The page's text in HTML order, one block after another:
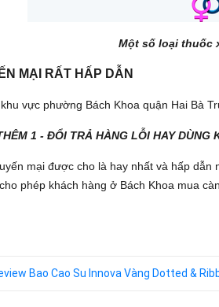
Một số loại thuốc
MẠI RẤT HẤP DẪN
vực phường Bách Khoa quận Hai Bà
1 - ĐỔI TRẢ HÀNG LỖI HAY
mại được cho là hay nhất và hấp
phép khách hàng ở Bách Khoa mua
Bao Cao Su Innova Vàng Dotted &